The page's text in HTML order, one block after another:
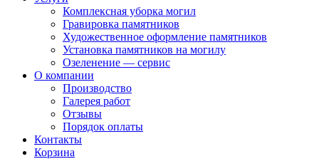
Комплексная уборка могил
Гравировка памятников
Художественное оформление памятников
Установка памятников на могилу
Озеленение — сервис
О компании
Производство
Галерея работ
Отзывы
Порядок оплаты
Контакты
Корзина